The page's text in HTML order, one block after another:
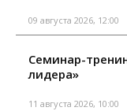
09 августа 2026, 12:00
Семинар-
лидера»
11 августа 2026, 10:00